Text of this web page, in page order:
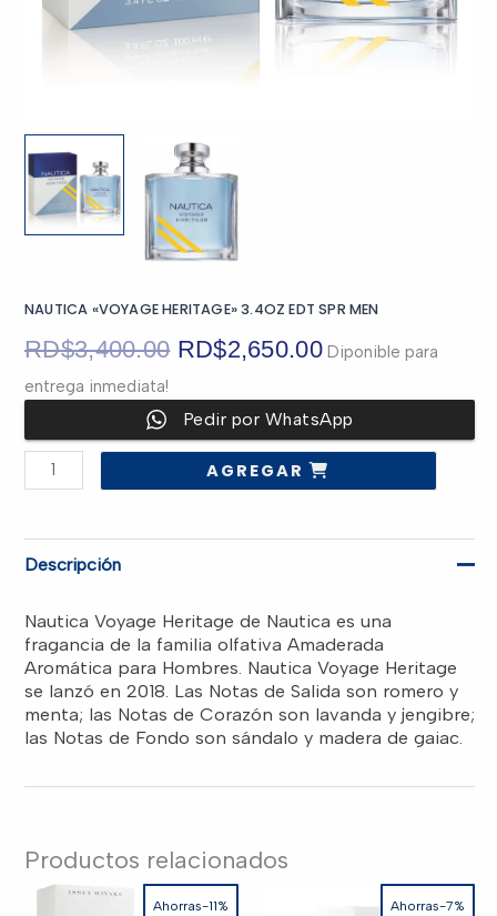
NAUTICA «VOYAGE HERITAGE» 3.4OZ EDT SPR MEN
RD$3,400.00 El
precio
original
era:
RD$3,400.00.
RD$2,650.00El
precio
actual
es:
RD$2,650.00.
Diponible para
entrega inmediata!
Pedir por WhatsApp
NAUTICA
"VOYAGE
HERITAGE"
SPR
cantidad
AGREGAR
Descripción
Nautica Voyage Heritage de Nautica es una
fragancia de la familia olfativa Amaderada
Aromática para Hombres. Nautica Voyage Heritage
se lanzó en 2018. Las Notas de Salida son romero y
menta; las Notas de Corazón son lavanda y jengibre;
las Notas de Fondo son sándalo y madera de gaiac.
Productos relacionados
Ahorras-11% Ahorras-7%